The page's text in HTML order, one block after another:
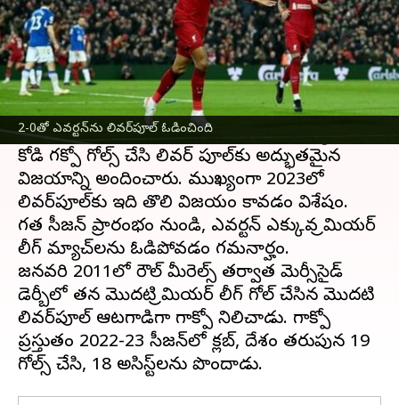
2-0తో ఎవర్టన్‌ను లివర్‌పూల్ ఓడించింది
Jayachandra Akuri
ఈ వార్తాకథనం ఏంటి
ప్రీమియర్ లీగ్2022-23లో లివర్‌పూల్ మొదటిసారిగా
విజయాన్ని నమోదు చేసింది. 2-0తో ఎవర్టన్‌ను
ఓడించి లివర్ పూల్ సత్తా చాటింది. మొహమ్మద్ సలా,
కోడి గక్పో గోల్స్ చేసి లివర్ పూల్‌కు అద్భుతమైన
విజయాన్ని అందించారు. ముఖ్యంగా 2023లో
లివర్‌పూల్‌కు ఇది తొలి విజయం కావడం విశేషం.
గత సీజన్ ప్రారంభం నుండి, ఎవర్టన్ ఎక్కువ ప్రీమియర్
లీగ్ మ్యాచ్‌లను ఓడిపోవడం గమనార్హం.
జనవరి 2011లో రౌల్ మీరెల్స్ తర్వాత మెర్సీసైడ్
డెర్బీలో తన మొదటి ప్రీమియర్ లీగ్ గోల్ చేసిన మొదటి
లివర్‌పూల్ ఆటగాడిగా గాక్పో నిలిచాడు. గాక్పో
ప్రస్తుతం 2022-23 సీజన్‌లో క్లబ్, దేశం తరుపున 19